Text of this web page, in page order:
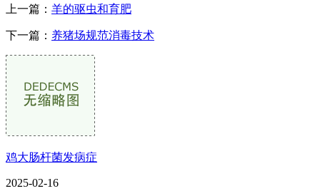
上一篇： 羊的驱虫和育肥
下一篇： 养猪场规范消毒技术
鸡大肠杆菌发病症
2025-02-16